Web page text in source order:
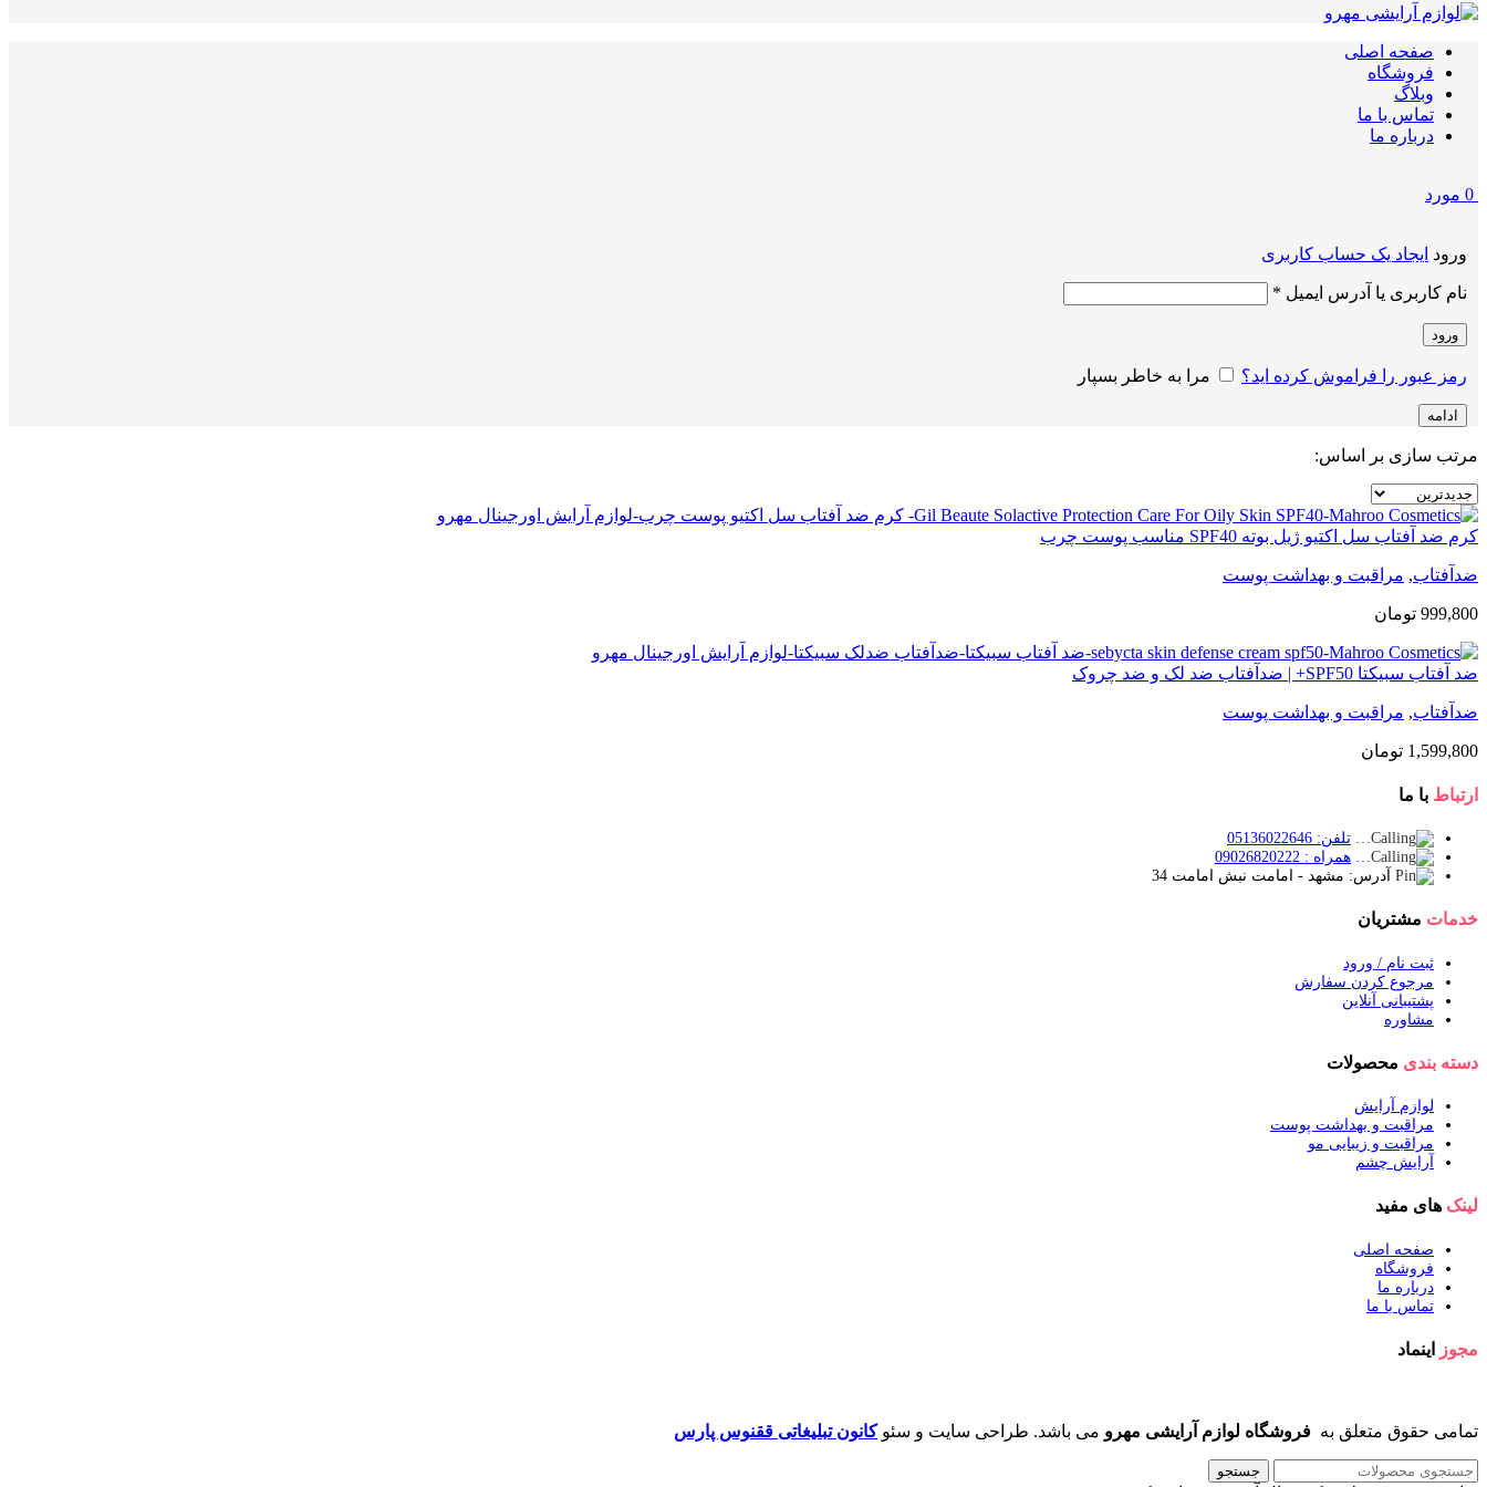
صفحه اصلی
فروشگاه
وبلاگ
تماس با ما
درباره ما
0 مورد
ورود ایجاد یک حساب کاربری
نام کاربری یا آدرس ایمیل *
ورود
رمز عبور را فراموش کرده اید؟ مرا به خاطر بسپار
ادامه
مرتب سازی بر اساس:
کرم ضد آفتاب سل اکتیو ژیل بوته SPF40 مناسب پوست چرب
ضدآفتاب, مراقبت و بهداشت پوست
999,800 تومان
ضد آفتاب سبيكتا SPF50+ | ضدآفتاب ضد لک و ضد چروک
ضدآفتاب, مراقبت و بهداشت پوست
1,599,800 تومان
ارتباط با ما
تلفن: 05136022646
همراه : 09026820222
آدرس: مشهد - امامت نبش امامت 34
خدمات مشتریان
ثبت نام / ورود
مرجوع کردن سفارش
پشتیبانی آنلاین
مشاوره
دسته بندی محصولات
لوازم آرایش
مراقبت و بهداشت پوست
مراقبت و زیبایی مو
آرایش چشم
لینک های مفید
صفحه اصلی
فروشگاه
درباره ما
تماس با ما
مجوز اینماد
تمامی حقوق متعلق به فروشگاه لوازم آرایشی مهرو می باشد. طراحی سایت و سئوکانون تبلیغاتی ققنوس پارس
جستجو